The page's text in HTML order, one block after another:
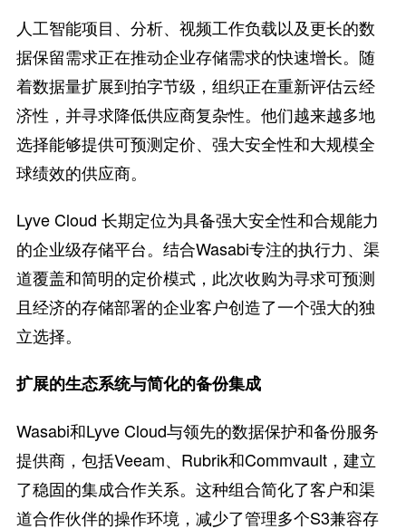
人工智能项目、分析、视频工作负载以及更长的数
据保留需求正在推动企业存储需求的快速增长。随
着数据量扩展到拍字节级，组织正在重新评估云经
济性，并寻求降低供应商复杂性。他们越来越多地
选择能够提供可预测定价、强大安全性和大规模全
球绩效的供应商。
Lyve Cloud 长期定位为具备强大安全性和合规能力
的企业级存储平台。结合Wasabi专注的执行力、渠
道覆盖和简明的定价模式，此次收购为寻求可预测
且经济的存储部署的企业客户创造了一个强大的独
立选择。
扩展的生态系统与简化的备份集成
Wasabi和Lyve Cloud与领先的数据保护和备份服务
提供商，包括Veeam、Rubrik和Commvault，建立
了稳固的集成合作关系。这种组合简化了客户和渠
道合作伙伴的操作环境，减少了管理多个S3兼容存